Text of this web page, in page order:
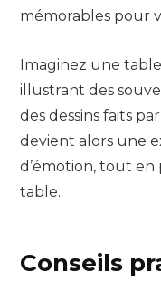
mémorables pour
Imaginez une
illustrant des
des dessins faits
devient alors une
d’émotion, tout
table.
Conseils